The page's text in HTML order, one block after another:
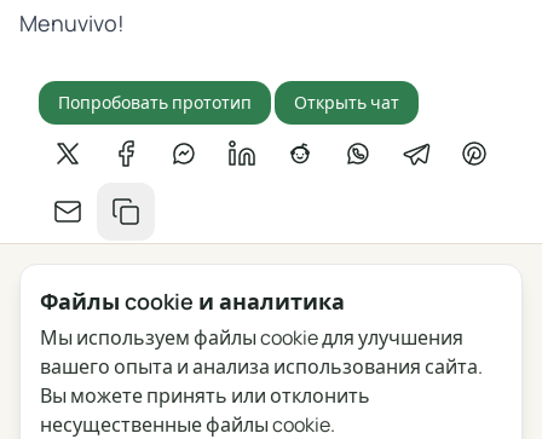
Menuvivo!
Попробовать прототип Открыть чат
Поделиться в X
Поделиться в Facebook
Поделиться в Messenger
Поделиться в LinkedIn
Поделиться на Reddit
Поделиться в
Поделиться
Поделиться по email
Копировать ссылку
КонфиденциальностьУсловияБлогОбратная связь
Журнал измененийНастройки файлов cookie
English
Polski Português Français
Файлы cookie и аналитика
Мы используем файлы cookie для улучшения
вашего опыта и анализа использования сайта.
Вы можете принять или отклонить
несущественные файлы cookie.